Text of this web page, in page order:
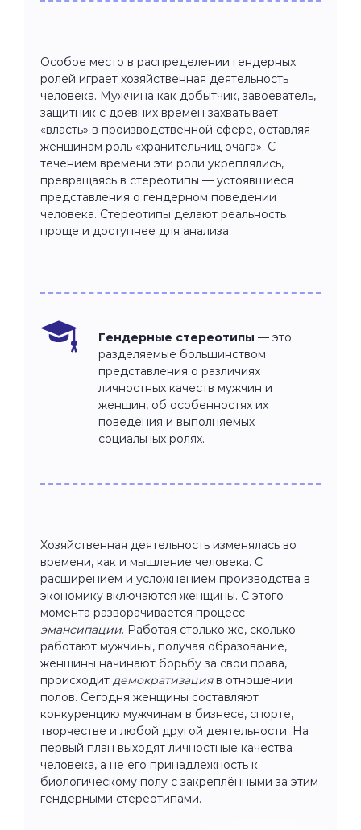
Особое место в распределении гендерных
ролей играет хозяйственная деятельность
человека. Мужчина как добытчик, завоеватель,
защитник с древних времен захватывает
«власть» в производственной сфере, оставляя
женщинам роль «хранительниц очага». С
течением времени эти роли укреплялись,
превращаясь в стереотипы — устоявшиеся
представления о гендерном поведении
человека. Стереотипы делают реальность
проще и доступнее для анализа.
Гендерные стереотипы — это
разделяемые большинством
представления о различиях
личностных качеств мужчин и
женщин, об особенностях их
поведения и выполняемых
социальных ролях.
Хозяйственная деятельность изменялась во
времени, как и мышление человека. С
расширением и усложнением производства в
экономику включаются женщины. С этого
момента разворачивается процесс
эмансипации. Работая столько же, сколько
работают мужчины, получая образование,
женщины начинают борьбу за свои права,
происходит демократизацияв отношении
полов. Сегодня женщины составляют
конкуренцию мужчинам в бизнесе, спорте,
творчестве и любой другой деятельности. На
первый план выходят личностные качества
человека, а не его принадлежность к
биологическому полу с закреплёнными за этим
гендерными стереотипами.